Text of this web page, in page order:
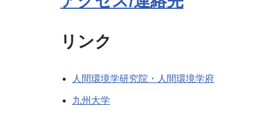
リンク
人間環境学研究院・人間環境学府
九州大学